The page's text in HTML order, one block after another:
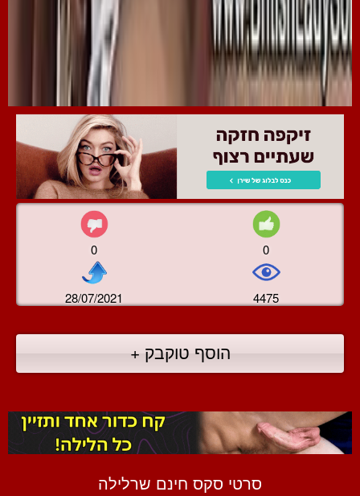
0 0
28/07/2021 4475
הוסף טוקבק +
סרטי סקס חינם שרלילה